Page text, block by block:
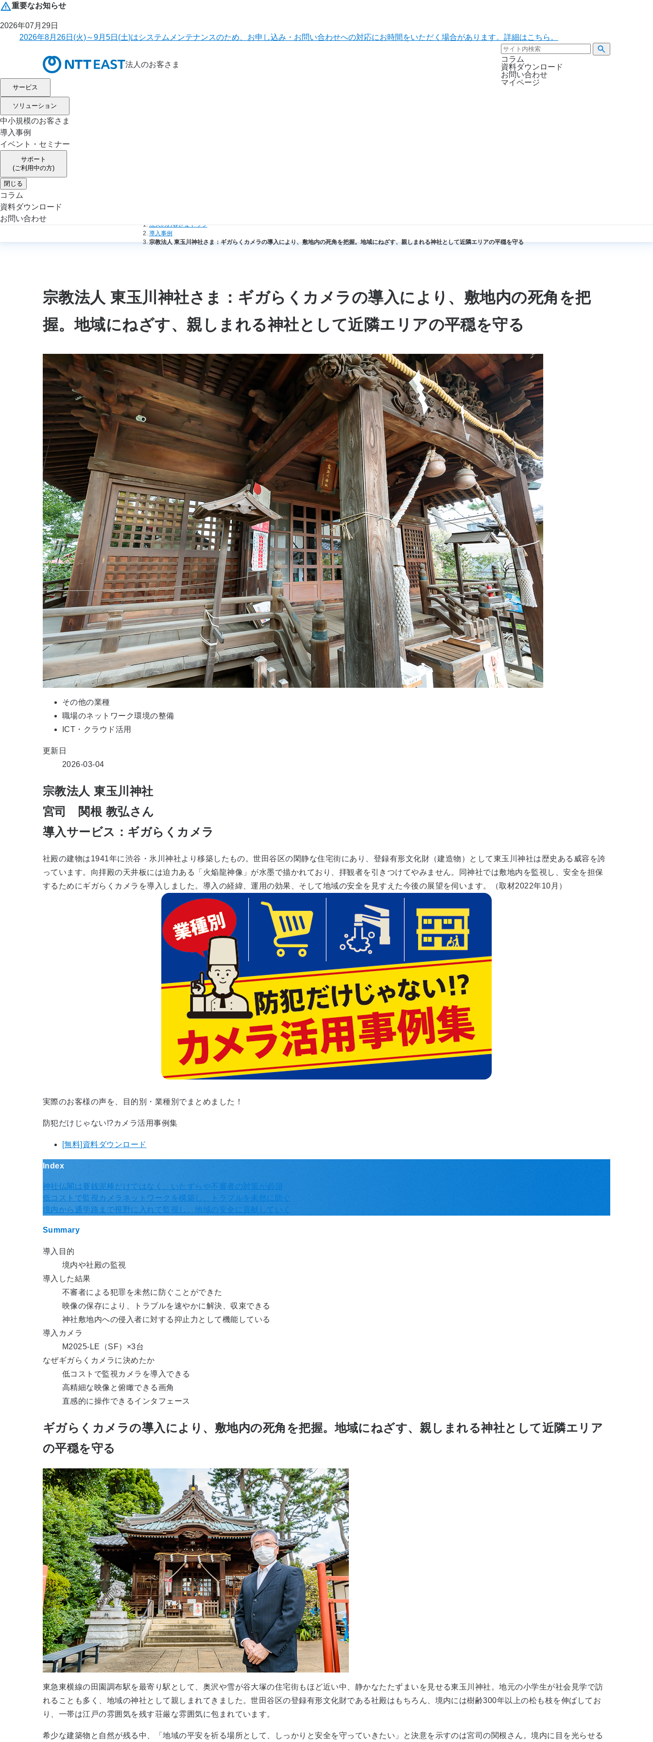
重要なお知らせ
2026年07月29日
2026年8月26日(火)～9月5日(土)はシステムメンテナンスのため、お申し込み・お問い合わせへの対応にお時間をいただく場合があります。詳細はこちら。
法人のお客さま
コラム
資料ダウンロード
お問い合わせ
マイページ
サービス
ソリューション
中小規模のお客さま
導入事例
イベント・セミナー
サポート
(ご利用中の方)
閉じる
コラム
資料ダウンロード
お問い合わせ
法人のお客さまトップ
導入事例
宗教法人 東玉川神社さま：ギガらくカメラの導入により、敷地内の死角を把握。地域にねざす、親しまれる神社として近隣エリアの平穏を守る
宗教法人 東玉川神社さま：ギガらくカメラの導入により、敷地内の死角を把
握。地域にねざす、親しまれる神社として近隣エリアの平穏を守る
その他の業種
職場のネットワーク環境の整備
ICT・クラウド活用
更新日
2026-03-04
宗教法人 東玉川神社
宮司 関根 教弘さん
導入サービス：ギガらくカメラ
社殿の建物は1941年に渋谷・氷川神社より移築したもの。世田谷区の閑静な住宅街にあり、登録有形文化財（建造物）として東玉川神社は歴史ある威容を誇
っています。向拝殿の天井板には迫力ある「火焔龍神像」が水墨で描かれており、拝観者を引きつけてやみません。同神社では敷地内を監視し、安全を担保
するためにギガらくカメラを導入しました。導入の経緯、運用の効果、そして地域の安全を見すえた今後の展望を伺います。（取材2022年10月）
実際のお客様の声を、目的別・業種別でまとめました！
防犯だけじゃない!?カメラ活用事例集
[無料]資料ダウンロード
Index
神社仏閣は賽銭泥棒だけではなく、いたずらや不審者の対策が必須
低コストで監視カメラネットワークを構築し、トラブルを未然に防ぐ
境内から通学路まで視野に入れて監視し、地域の安全に貢献していく
Summary
導入目的
境内や社殿の監視
導入した結果
不審者による犯罪を未然に防ぐことができた
映像の保存により、トラブルを速やかに解決、収束できる
神社敷地内への侵入者に対する抑止力として機能している
導入カメラ
M2025-LE（SF）×3台
なぜギガらくカメラに決めたか
低コストで監視カメラを導入できる
高精細な映像と俯瞰できる画角
直感的に操作できるインタフェース
ギガらくカメラの導入により、敷地内の死角を把握。地域にねざす、親しまれる神社として近隣エリア
の平穏を守る
東急東横線の田園調布駅を最寄り駅として、奥沢や雪が谷大塚の住宅街もほど近い中、静かなたたずまいを見せる東玉川神社。地元の小学生が社会見学で訪
れることも多く、地域の神社として親しまれてきました。世田谷区の登録有形文化財である社殿はもちろん、境内には樹齢300年以上の松も枝を伸ばしてお
り、一帯は江戸の雰囲気を残す荘厳な雰囲気に包まれています。
希少な建築物と自然が残る中、「地域の平安を祈る場所として、しっかりと安全を守っていきたい」と決意を示すのは宮司の関根さん。境内に目を光らせる